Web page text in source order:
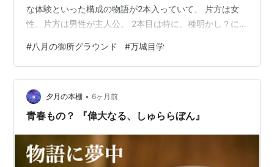
な体験といった構成の物語が2本入っていて、 片方は女
性、片方は男性が主人公。 2本目は特に、種明かし？に
して、真相が機になる中でふわりと終わっていく。 京都
の情景、特に夏の夜に見守る大文字焼きの風景が、 非常
にありありと浮かんできました。 読後、ちょっとみなさ
んの感想を見て回っていたら、 成瀬の著者さまもレビュ
ーをされていました。 やはり、導かれたのですね。
#八月の御所グラウンド #万城目学
夕月の本棚 • 6ヶ月前
青春もの？ 『偉大なる、しゅららぼん』